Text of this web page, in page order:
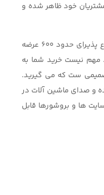
مشتریان خود ظاهر شده و
ترتیب دهندگان این رویداد چهار روزه که از ٢٤ تا ٢٧ سپتامبر ٢٠١٩ برگزار می شود، در مجموع پذیرای حدود ٦٠٠ عرضه
مهم نیست خرید شما به
ست که می گیرید.
و صدای ماشین آلات در
ها و بروشورها قابل